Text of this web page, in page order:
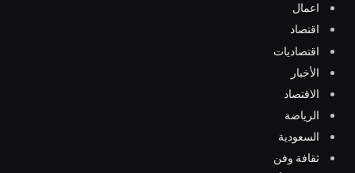
اعمال
اقتصاد
اقتصاديات
الأخبار
الاقتصاد
الرياضة
السعودية
ثقافة وفن